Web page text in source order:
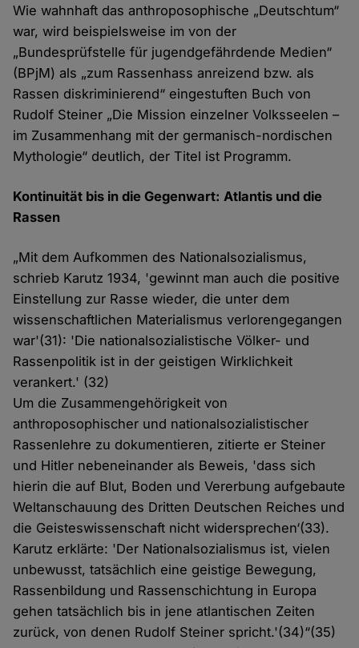
Wie wahnhaft das anthroposophische „Deutschtum“
war, wird beispielsweise im von der
„Bundesprüfstelle für jugendgefährdende Medien“
(BPjM) als „zum Rassenhass anreizend bzw. als
Rassen diskriminierend“ eingestuften Buch von
Rudolf Steiner „Die Mission einzelner Volksseelen –
im Zusammenhang mit der germanisch-nordischen
Mythologie“ deutlich, der Titel ist Programm.
Kontinuität bis in die Gegenwart: Atlantis und die
Rassen
„Mit dem Aufkommen des Nationalsozialismus,
schrieb Karutz 1934, 'gewinnt man auch die positive
Einstellung zur Rasse wieder, die unter dem
wissenschaftlichen Materialismus verlorengegangen
war'(31): 'Die nationalsozialistische Völker- und
Rassenpolitik ist in der geistigen Wirklichkeit
verankert.' (32)
Um die Zusammengehörigkeit von
anthroposophischer und nationalsozialistischer
Rassenlehre zu dokumentieren, zitierte er Steiner
und Hitler nebeneinander als Beweis, 'dass sich
hierin die auf Blut, Boden und Vererbung aufgebaute
Weltanschauung des Dritten Deutschen Reiches und
die Geisteswissenschaft nicht widersprechen‘(33).
Karutz erklärte: 'Der Nationalsozialismus ist, vielen
unbewusst, tatsächlich eine geistige Bewegung,
Rassenbildung und Rassenschichtung in Europa
gehen tatsächlich bis in jene atlantischen Zeiten
zurück, von denen Rudolf Steiner spricht.'(34)“(35)